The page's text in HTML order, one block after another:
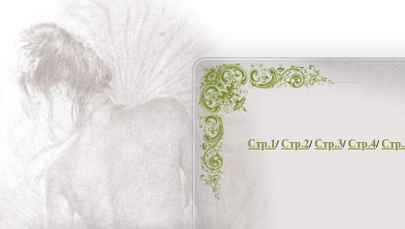
Стр.1/Стр.2/Стр.3/Стр.4/